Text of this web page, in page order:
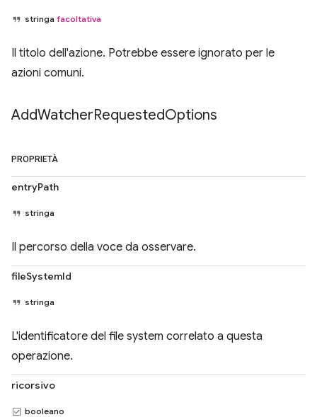
stringa facoltativa
Il titolo dell'azione. Potrebbe essere ignorato per le
azioni comuni.
AddWatcherRequestedOptions
PROPRIETÀ
entryPath
stringa
Il percorso della voce da osservare.
fileSystemId
stringa
L'identificatore del file system correlato a questa
operazione.
ricorsivo
booleano